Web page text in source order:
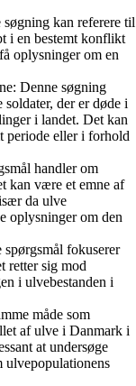
kan referere til
i en bestemt konflikt
oplysninger om en
Denne søgning
der er døde i
i landet. Det kan
periode eller i forhold
handler om
kan være et emne af
da ulve
oplysninger om den
fokuserer
retter sig mod
i ulvebestanden i
måde som
af ulve i Danmark i
at undersøge
ulvepopulationens